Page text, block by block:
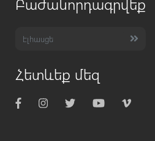
Հետևեք մեզ